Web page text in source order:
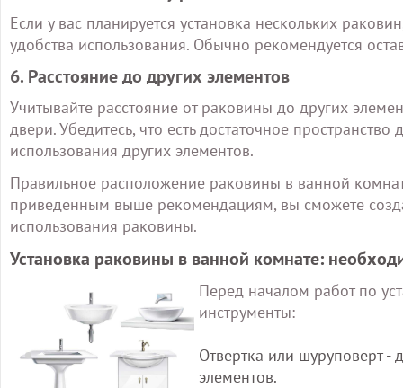
Если у вас планируется установка нескольких
удобства использования. Обычно рекомендуется
6. Расстояние до других элементов
Учитывайте расстояние от раковины до других
двери. Убедитесь, что есть достаточное
использования других элементов.
Правильное расположение раковины в ванной
приведенным выше рекомендациям, вы сможете
использования раковины.
Установка раковины в ванной комнате:
Перед началом работ по
инструменты:
Отвертка или шуруповерт -
элементов.